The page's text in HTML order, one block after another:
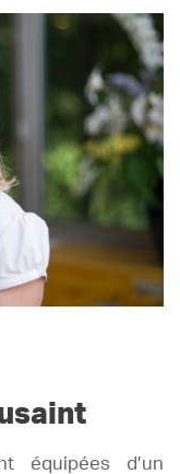
équipées d’un